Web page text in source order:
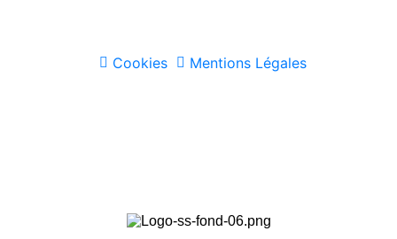
Cookies Mentions Légales